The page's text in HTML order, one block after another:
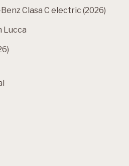
Clasa C electric (2026)
Lucca